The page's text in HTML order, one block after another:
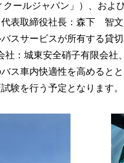
ールジャパン」）、およ
代表取締役社長：森下 智
スサービスが所有する貸
社：城東安全硝子有限会
ス車内快適性を高めると
験を行う予定となります。